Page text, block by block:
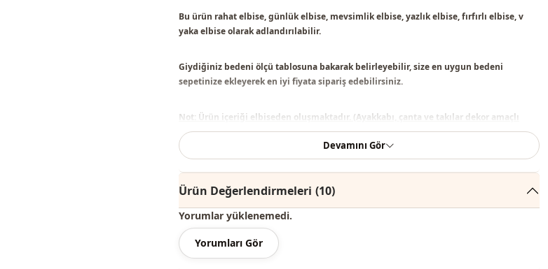
Bu ürün rahat elbise, günlük elbise, mevsimlik elbise, yazlık elbise, fırfırlı elbise, v
yaka elbiseolarak adlandırılabilir.
Giydiğiniz bedeni ölçü tablosuna bakarak belirleyebilir, size en uygun bedeni
sepetinize ekleyerek en iyi fiyata sipariş edebilirsiniz.
Not: Ürün içeriği elbiseden oluşmaktadır. (Ayakkabı, çanta ve takılar dekor amaçlı
kullanılmaktadır.)
%85 Polyester , %15 Pamuk
Yaka
Devamını Gör
Ürün Değerlendirmeleri (10)
Yorumlar yüklenemedi.
Yorumları Gör